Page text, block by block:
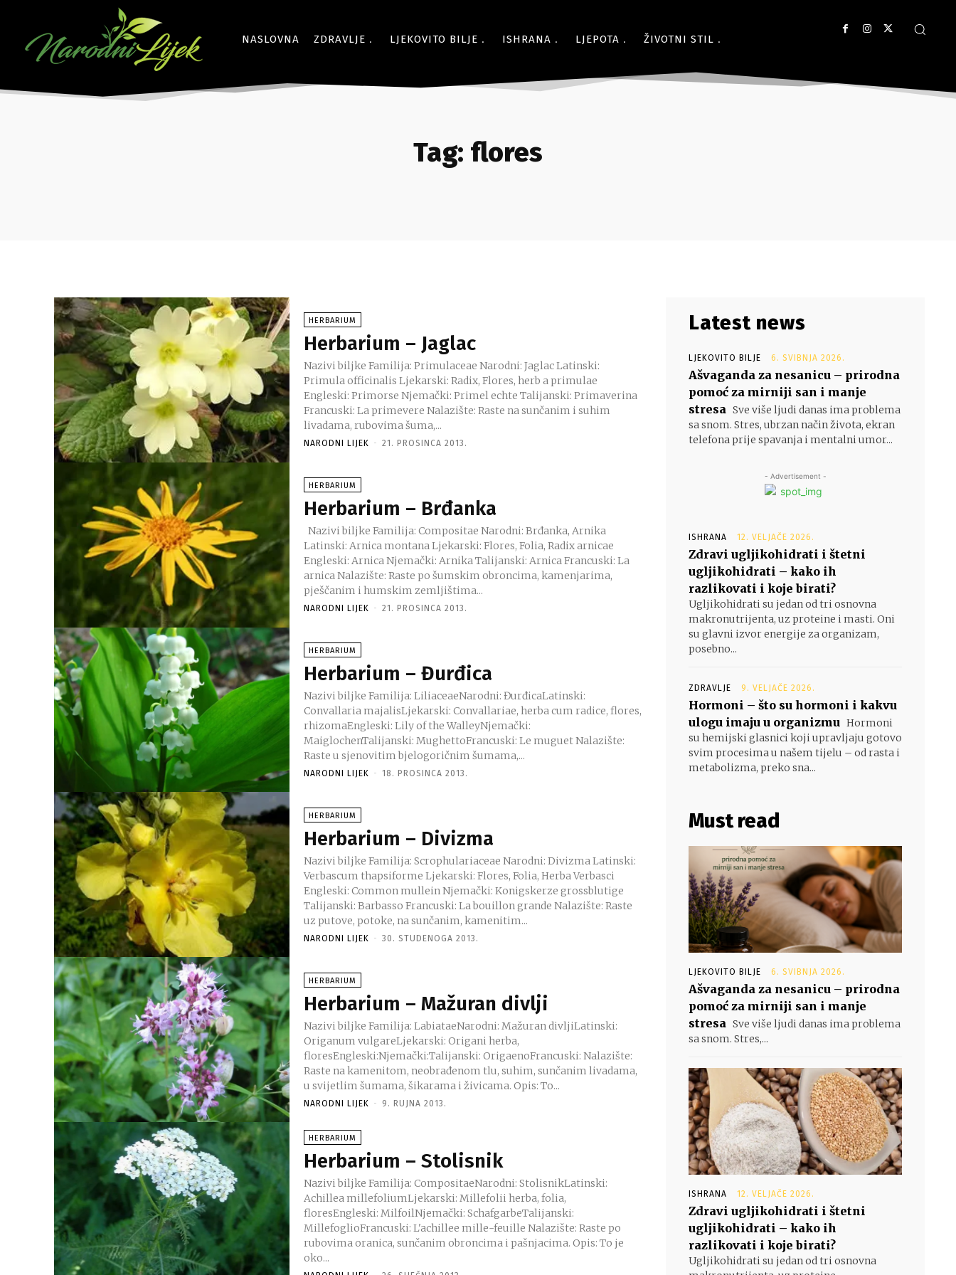
NASLOVNA ZDRAVLJE LJEKOVITO BILJE ISHRANA LJEPOTA ŽIVOTNI STIL
Tag: flores
HERBARIUM
Herbarium – Jaglac
Nazivi biljke Familija: Primulaceae Narodni: Jaglac Latinski:
Primula officinalis Ljekarski: Radix, Flores, herb a primulae
Engleski: Primorse Njemački: Primel echte Talijanski: Primaverina
Francuski: La primevere Nalazište: Raste na sunčanim i suhim
livadama, rubovima šuma,...
NARODNI LIJEK - 21. PROSINCA 2013.
HERBARIUM
Herbarium – Brđanka
Nazivi biljke Familija: Compositae Narodni: Brđanka, Arnika
Latinski: Arnica montana Ljekarski: Flores, Folia, Radix arnicae
Engleski: Arnica Njemački: Arnika Talijanski: Arnica Francuski: La
arnica Nalazište: Raste po šumskim obroncima, kamenjarima,
pješčanim i humskim zemljištima...
NARODNI LIJEK - 21. PROSINCA 2013.
HERBARIUM
Herbarium – Đurđica
Nazivi biljke Familija: LiliaceaeNarodni: ĐurđicaLatinski:
Convallaria majalisLjekarski: Convallariae, herba cum radice, flores,
rhizomaEngleski: Lily of the WalleyNjemački:
MaiglochenTalijanski: MughettoFrancuski: Le muguet Nalazište:
Raste u sjenovitim bjelogoričnim šumama,...
NARODNI LIJEK - 18. PROSINCA 2013.
HERBARIUM
Herbarium – Divizma
Nazivi biljke Familija: Scrophulariaceae Narodni: Divizma Latinski:
Verbascum thapsiforme Ljekarski: Flores, Folia, Herba Verbasci
Engleski: Common mullein Njemački: Konigskerze grossblutige
Talijanski: Barbasso Francuski: La bouillon grande Nalazište: Raste
uz putove, potoke, na sunčanim, kamenitim...
NARODNI LIJEK - 30. STUDENOGA 2013.
HERBARIUM
Herbarium – Mažuran divlji
Nazivi biljke Familija: LabiataeNarodni: Mažuran divljiLatinski:
Origanum vulgareLjekarski: Origani herba,
floresEngleski:Njemački:Talijanski: OrigaenoFrancuski: Nalazište:
Raste na kamenitom, neobrađenom tlu, suhim, sunčanim livadama,
u svijetlim šumama, šikarama i živicama. Opis: To...
NARODNI LIJEK - 9. RUJNA 2013.
HERBARIUM
Herbarium – Stolisnik
Nazivi biljke Familija: CompositaeNarodni: StolisnikLatinski:
Achillea millefoliumLjekarski: Millefolii herba, folia,
floresEngleski: MilfoilNjemački: SchafgarbeTalijanski:
MillefoglioFrancuski: L'achillee mille-feuille Nalazište: Raste po
rubovima oranica, sunčanim obroncima i pašnjacima. Opis: To je
oko...
Latest news
LJEKOVITO BILJE 6. SVIBNJA 2026.
Ašvaganda za nesanicu – prirodna
pomoć za mirniji san i manje
stresa Sve više ljudi danas ima problema
sa snom. Stres, ubrzan način života, ekran
telefona prije spavanja i mentalni umor...
- Advertisement -
ISHRANA 12. VELJAČE 2026.
Zdravi ugljikohidrati i štetni
ugljikohidrati – kako ih
razlikovati i koje birati?
Ugljikohidrati su jedan od tri osnovna
makronutrijenta, uz proteine i masti. Oni
su glavni izvor energije za organizam,
posebno...
ZDRAVLJE 9. VELJAČE 2026.
Hormoni – što su hormoni i kakvu
ulogu imaju u organizmu Hormoni
su hemijski glasnici koji upravljaju gotovo
svim procesima u našem tijelu – od rasta i
metabolizma, preko sna...
Must read
LJEKOVITO BILJE 6. SVIBNJA 2026.
Ašvaganda za nesanicu – prirodna
pomoć za mirniji san i manje
stresa Sve više ljudi danas ima problema
sa snom. Stres,...
ISHRANA 12. VELJAČE 2026.
Zdravi ugljikohidrati i štetni
ugljikohidrati – kako ih
razlikovati i koje birati?
Ugljikohidrati su jedan od tri osnovna